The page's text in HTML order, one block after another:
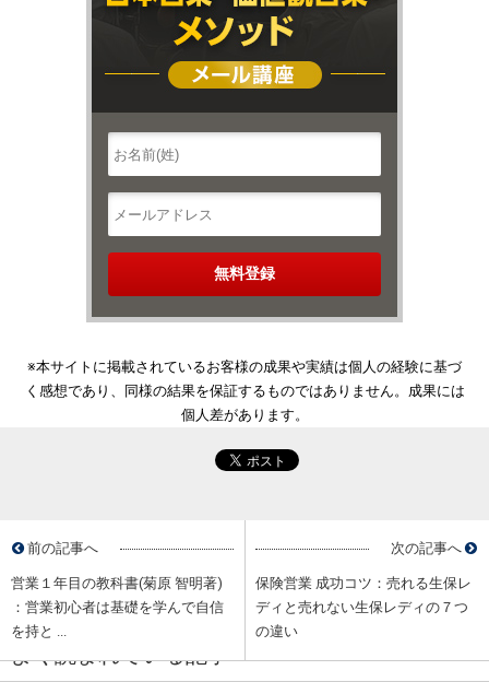
※本サイトに掲載されているお客様の成果や実績は個人の経験に基づ
く感想であり、同様の結果を保証するものではありません。成果には
個人差があります。
前の記事へ
営業１年目の教科書(菊原 智明著)
：営業初心者は基礎を学んで自信
を持と ...
次の記事へ
保険営業 成功コツ：売れる生保レ
ディと売れない生保レディの７つ
の違い
よく読まれている記事